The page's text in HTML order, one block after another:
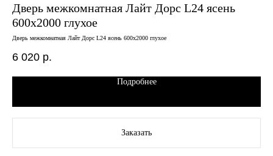
Дверь межкомнатная Лайт Дорс L24 ясень
600х2000 глухое
Дверь межкомнатная Лайт Дорс L24 ясень 600х2000 глухое
6 020 р.
Подробнее
Заказать